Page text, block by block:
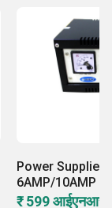
Power Supplies
6AMP/10AMP
₹ 599 आईएनआर